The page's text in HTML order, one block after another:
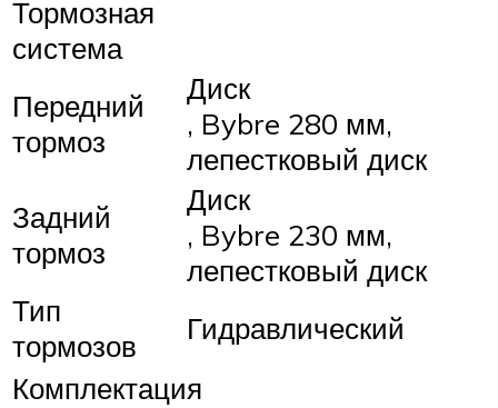
Тормозная
система
Передний
тормоз
Диск
, Bybre 280 мм,
лепестковый диск
Задний
тормоз
Диск
, Bybre 230 мм,
лепестковый диск
Тип
тормозов
Гидравлический
Комплектация